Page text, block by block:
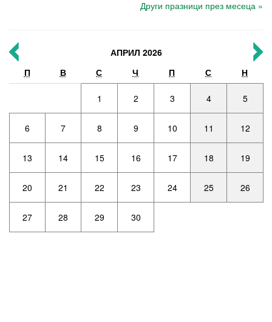
Други празници през месеца »
АПРИЛ 2026
П
В С Ч П С Н
1 2 3 4 5
6 7 8 9 10 11 12
13 14 15 16 17 18 19
20 21 22 23 24 25 26
27 28 29 30